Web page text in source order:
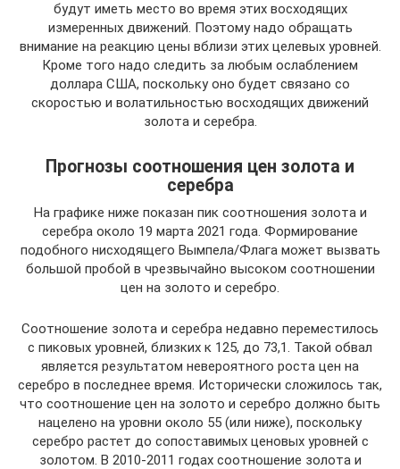
будут иметь место во время этих восходящих
измеренных движений. Поэтому надо обращать
внимание на реакцию цены вблизи этих целевых уровней.
Кроме того надо следить за любым ослаблением
доллара США, поскольку оно будет связано со
скоростью и волатильностью восходящих движений
золота и серебра.
Прогнозы соотношения цен золота и
серебра
На графике ниже показан пик соотношения золота и
серебра около 19 марта 2021 года. Формирование
подобного нисходящего Вымпела/Флага может вызвать
большой пробой в чрезвычайно высоком соотношении
цен на золото и серебро.
Соотношение золота и серебра недавно переместилось
с пиковых уровней, близких к 125, до 73,1. Такой обвал
является результатом невероятного роста цен на
серебро в последнее время. Исторически сложилось так,
что соотношение цен на золото и серебро должно быть
нацелено на уровни около 55 (или ниже), поскольку
серебро растет до сопоставимых ценовых уровней с
золотом. В 2010-2011 годах соотношение золота и